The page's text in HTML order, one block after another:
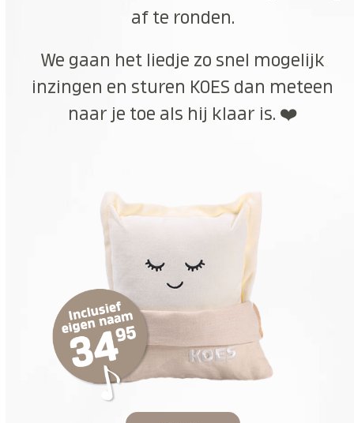
af te ronden.
We gaan het liedje zo snel mogelijk
inzingen en sturen KOES dan meteen
naar je toe als hij klaar is. ❤️